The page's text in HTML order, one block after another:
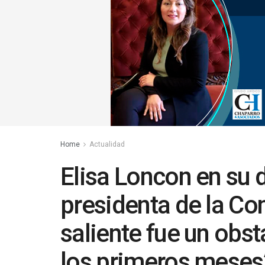
Home Actualidad
Elisa Loncon en su
presidenta de la
saliente fue un